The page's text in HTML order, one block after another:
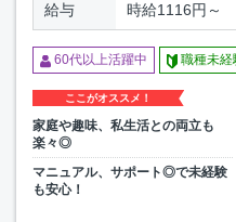
給与 時給1116円～
60代以上活躍中 職種未経
ここがオススメ！
家庭や趣味、私生活との両立も
楽々◎
マニュアル、サポート◎で未経験
も安心！